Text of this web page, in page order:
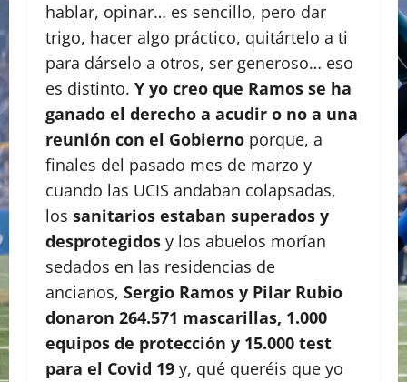
hablar, opinar… es sencillo, pero dar
trigo, hacer algo práctico, quitártelo a ti
para dárselo a otros, ser generoso… eso
es distinto. Y yo creo que Ramos se ha
ganado el derecho a acudir o no a una
reunión con el Gobierno porque, a
finales del pasado mes de marzo y
cuando las UCIS andaban colapsadas,
los sanitarios estaban superados y
desprotegidos y los abuelos morían
sedados en las residencias de
ancianos, Sergio Ramos y Pilar Rubio
donaron 264.571 mascarillas, 1.000
equipos de protección y 15.000 test
para el Covid 19 y, qué queréis que yo